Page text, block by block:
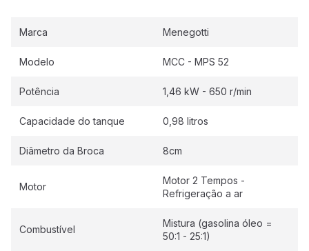
Marca Menegotti
Modelo MCC - MPS 52
Potência 1,46 kW - 650 r/min
Capacidade do tanque 0,98 litros
Diâmetro da Broca 8cm
Motor
Motor 2 Tempos -
Refrigeração a ar
Combustível
Mistura (gasolina óleo =
50:1 - 25:1)